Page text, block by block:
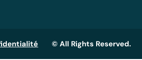
© All Rights Reserved.